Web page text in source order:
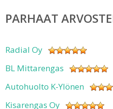
PARHAAT
Radial Oy
BL Mittarengas
Autohuolto K-Ylönen
Kisarengas Oy